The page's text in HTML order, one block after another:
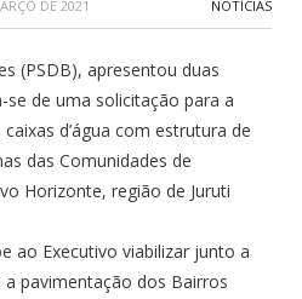
DE 2021 NOTÍCIAS
(PSDB), apresentou duas
de uma solicitação para a
d’água com estrutura de
das Comunidades de
Horizonte, região de Juruti
ao Executivo viabilizar junto a
pavimentação dos Bairros